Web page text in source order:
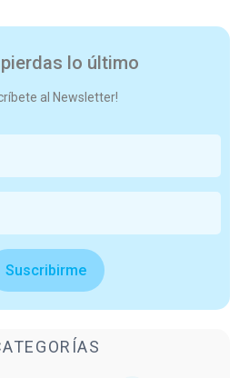
lo último
al Newsletter!
Suscribirme